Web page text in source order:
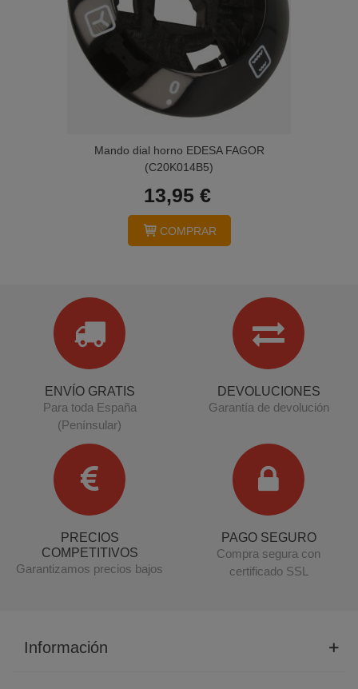
Mando dial horno EDESA FAGOR
(C20K014B5)
13,95 €
COMPRAR
ENVÍO GRATIS
Para toda España
(Penínsular)
DEVOLUCIONES
Garantía de devolución
PRECIOS
COMPETITIVOS
Garantizamos precios bajos
PAGO SEGURO
Compra segura con
certificado SSL
Información